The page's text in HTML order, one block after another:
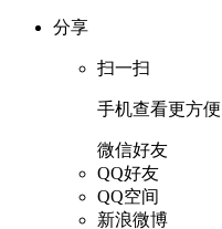
分享
扫一扫
手机查看更方便
微信好友
QQ好友
QQ空间
新浪微博